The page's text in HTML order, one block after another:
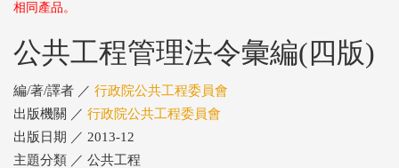
相同產品。
公共工程管理法令彙編(四版)
編/著/譯者 ／ 行政院公共工程委員會
出版機關 ／ 行政院公共工程委員會
出版日期 ／ 2013-12
主題分類 ／ 公共工程